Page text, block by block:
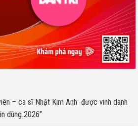
– ca sĩ Nhật Kim Anh được vinh danh
dùng 2026”